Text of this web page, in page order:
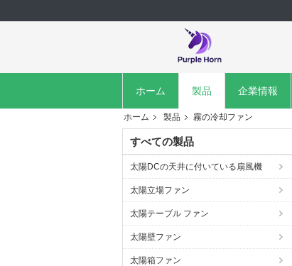
ホーム 製品 企業情報
ホーム 製品 霧の冷却ファン
すべての製品
太陽DCの天井に付いている扇風機
太陽立場ファン
太陽テーブル ファン
太陽壁ファン
太陽箱ファン